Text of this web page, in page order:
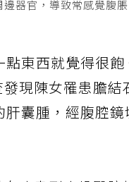
器官，導致常感覺腹
東西就覺得很飽
現陳女罹患膽
囊腫，經腹腔